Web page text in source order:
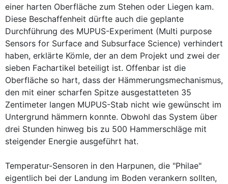
einer harten Oberfläche zum Stehen oder Liegen kam.
Diese Beschaffenheit dürfte auch die geplante
Durchführung des MUPUS-Experiment (Multi purpose
Sensors for Surface and Subsurface Science) verhindert
haben, erklärte Kömle, der an dem Projekt und zwei der
sieben Fachartikel beteiligt ist. Offenbar ist die
Oberfläche so hart, dass der Hämmerungsmechanismus,
den mit einer scharfen Spitze ausgestatteten 35
Zentimeter langen MUPUS-Stab nicht wie gewünscht im
Untergrund hämmern konnte. Obwohl das System über
drei Stunden hinweg bis zu 500 Hammerschläge mit
steigender Energie ausgeführt hat.
Temperatur-Sensoren in den Harpunen, die "Philae"
eigentlich bei der Landung im Boden verankern sollten,